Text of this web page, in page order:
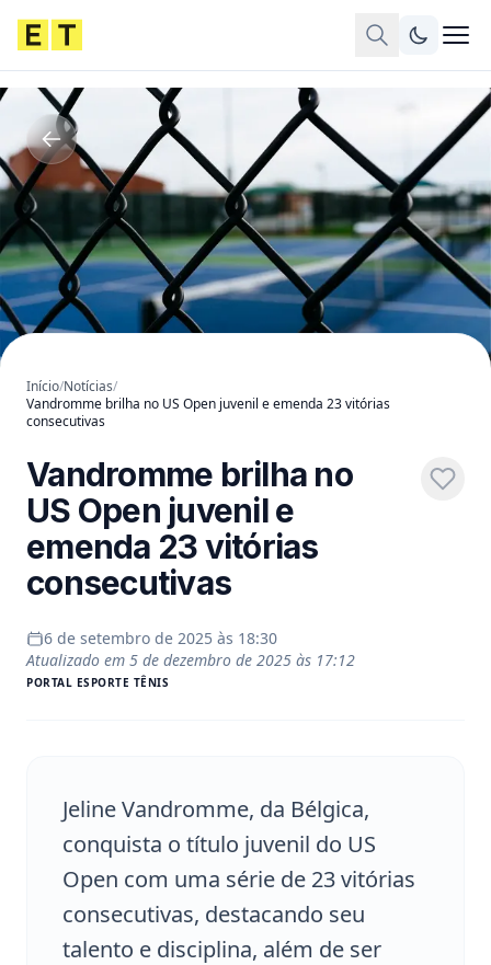
Início/Notícias/
Vandromme brilha no US Open juvenil e emenda 23 vitórias
consecutivas
Vandromme brilha no
US Open juvenil e
emenda 23 vitórias
consecutivas
6 de setembro de 2025 às 18:30
Atualizado em 5 de dezembro de 2025 às 17:12
PORTAL ESPORTE TÊNIS
Jeline Vandromme, da Bélgica,
conquista o título juvenil do US
Open com uma série de 23 vitórias
consecutivas, destacando seu
talento e disciplina, além de ser